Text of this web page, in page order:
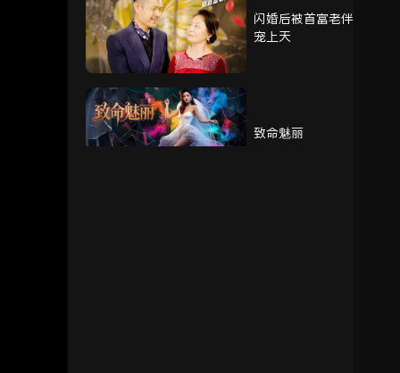
76 77 78
79 80
82 83 84
闪婚后被首富老伴
宠上天
致命魅丽